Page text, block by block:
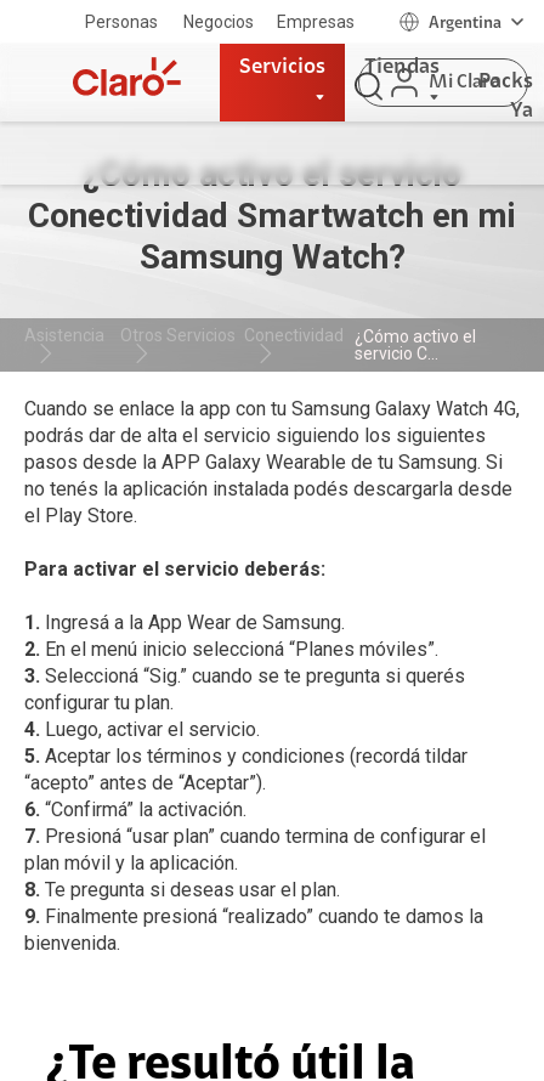
Personas Negocios Empresas Argentina
Servicios Tiendas
Packs
Ya
Mi Claro
¿Cómo activo el servicio
Conectividad Smartwatch en mi
Samsung Watch?
Asistencia Otros Servicios Conectividad
¿Cómo activo el
servicio C...
Cuando se enlace la app con tu Samsung Galaxy Watch 4G,
podrás dar de alta el servicio siguiendo los siguientes
pasos desde la APP Galaxy Wearable de tu Samsung. Si
no tenés la aplicación instalada podés descargarla desde
el Play Store.
Para activar el servicio deberás:
1.
2.
3. Seleccioná “Sig.” cuando se te pregunta si querés
4.
5. Aceptar los términos y condiciones (recordá tildar
6.
7. Presioná “usar plan” cuando termina de configurar el
8.
9. Finalmente presioná “realizado” cuando te damos la
bienvenida.
¿Te resultó útil la